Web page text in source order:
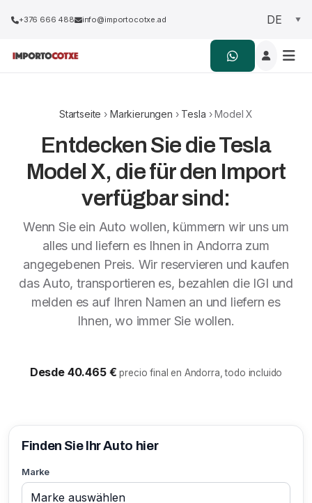
+376 666 488 info@importocotxe.ad
Startseite › Markierungen › Tesla › Model X
Entdecken Sie die Tesla
Model X, die für den Import
verfügbar sind:
Wenn Sie ein Auto wollen, kümmern wir uns um
alles und liefern es Ihnen in Andorra zum
angegebenen Preis. Wir reservieren und kaufen
das Auto, transportieren es, bezahlen die IGI und
melden es auf Ihren Namen an und liefern es
Ihnen, wo immer Sie wollen.
Desde 40.465 €precio final en Andorra, todo incluido
Finden Sie Ihr Auto hier
Marke